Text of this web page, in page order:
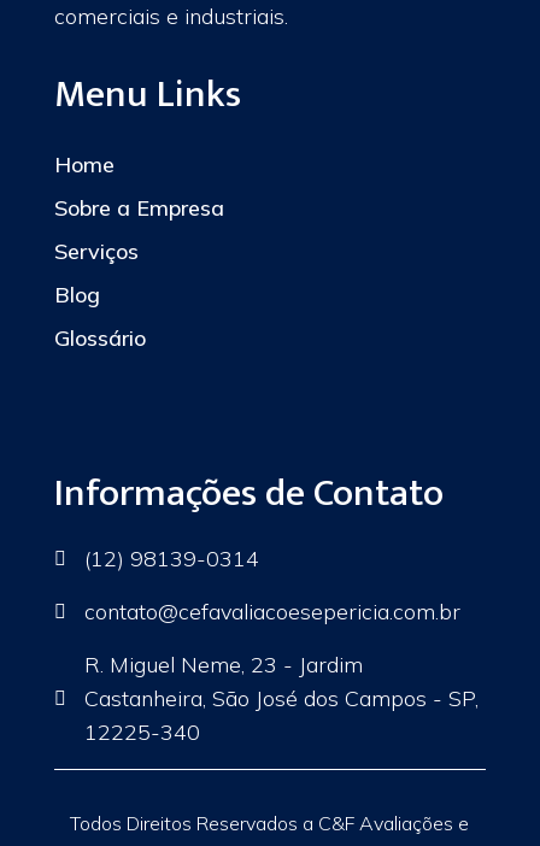
comerciais e industriais.
Menu Links
Home
Sobre a Empresa
Serviços
Blog
Glossário
Informações de Contato
 (12) 98139-0314
 contato@cefavaliacoesepericia.com.br

R. Miguel Neme, 23 - Jardim
Castanheira, São José dos Campos - SP,
12225-340
Todos Direitos Reservados a C&F Avaliações e